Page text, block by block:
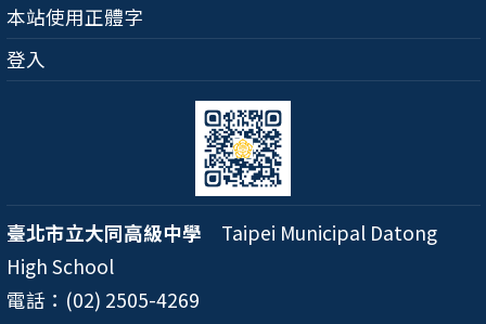
本站使用正體字
登入
臺北市立大同高級中學 Taipei Municipal Datong
High School
電話：(02) 2505-4269